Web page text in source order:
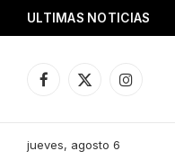
ULTIMAS NOTICIAS
Facebook
X
Instagram
jueves, agosto 6